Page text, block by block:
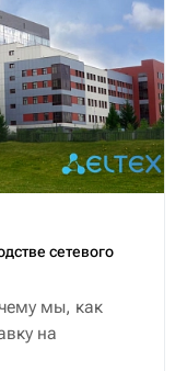
сетевого
мы, как
на